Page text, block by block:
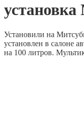
Установили на
установлен в салоне
на 100 литров.